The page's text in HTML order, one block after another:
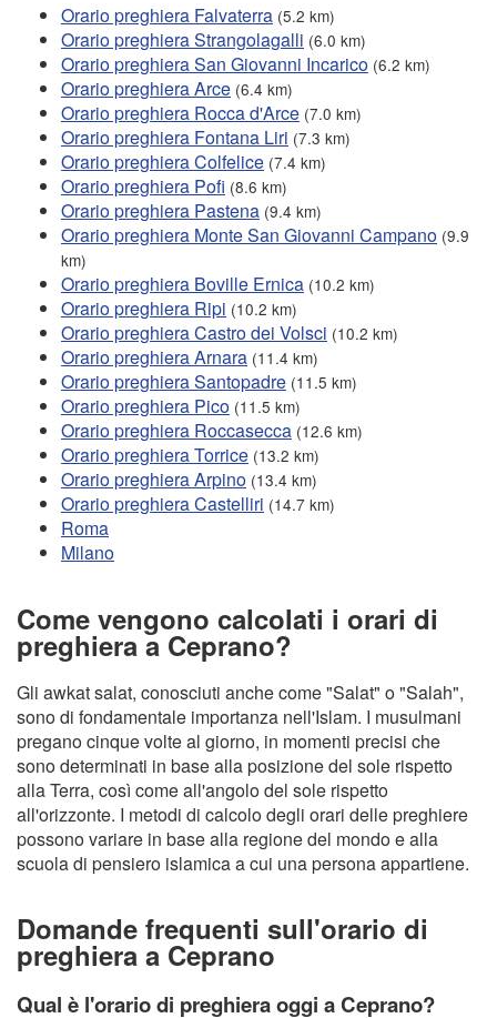
Orario preghiera Falvaterra (5.2 km)
Orario preghiera Strangolagalli (6.0 km)
Orario preghiera San Giovanni Incarico (6.2 km)
Orario preghiera Arce (6.4 km)
Orario preghiera Rocca d'Arce (7.0 km)
Orario preghiera Fontana Liri (7.3 km)
Orario preghiera Colfelice (7.4 km)
Orario preghiera Pofi (8.6 km)
Orario preghiera Pastena (9.4 km)
Orario preghiera Monte San Giovanni Campano (9.9
km)
Orario preghiera Boville Ernica (10.2 km)
Orario preghiera Ripi (10.2 km)
Orario preghiera Castro dei Volsci (10.2 km)
Orario preghiera Arnara (11.4 km)
Orario preghiera Santopadre (11.5 km)
Orario preghiera Pico (11.5 km)
Orario preghiera Roccasecca (12.6 km)
Orario preghiera Torrice (13.2 km)
Orario preghiera Arpino (13.4 km)
Orario preghiera Castelliri (14.7 km)
Roma
Milano
Come vengono calcolati i orari di
preghiera a Ceprano?
Gli awkat salat, conosciuti anche come "Salat" o "Salah",
sono di fondamentale importanza nell'Islam. I musulmani
pregano cinque volte al giorno, in momenti precisi che
sono determinati in base alla posizione del sole rispetto
alla Terra, così come all'angolo del sole rispetto
all'orizzonte. I metodi di calcolo degli orari delle preghiere
possono variare in base alla regione del mondo e alla
scuola di pensiero islamica a cui una persona appartiene.
Domande frequenti sull'orario di
preghiera a Ceprano
Qual è l'orario di preghiera oggi a Ceprano?